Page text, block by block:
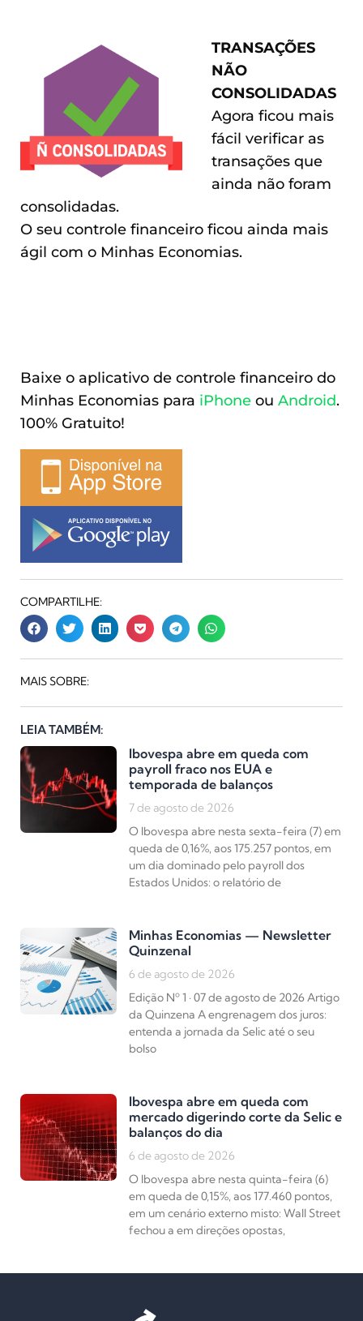
TRANSAÇÕES
NÃO
CONSOLIDADAS
Agora ficou mais
fácil verificar as
transações que
ainda não foram
consolidadas.
O seu controle financeiro ficou ainda mais
ágil com o Minhas Economias.
Baixe o aplicativo de controle financeiro do
Minhas Economias para iPhone ou Android.
100% Gratuito!
COMPARTILHE:
MAIS SOBRE:
LEIA TAMBÉM:
Ibovespa abre em queda com
payroll fraco nos EUA e
temporada de balanços
7 de agosto de 2026
O Ibovespa abre nesta sexta-feira (7) em
queda de 0,16%, aos 175.257 pontos, em
um dia dominado pelo payroll dos
Estados Unidos: o relatório de
Minhas Economias — Newsletter
Quinzenal
6 de agosto de 2026
Edição Nº 1 · 07 de agosto de 2026 Artigo
da Quinzena A engrenagem dos juros:
entenda a jornada da Selic até o seu
bolso
Ibovespa abre em queda com
mercado digerindo corte da Selic e
balanços do dia
6 de agosto de 2026
O Ibovespa abre nesta quinta-feira (6)
em queda de 0,15%, aos 177.460 pontos,
em um cenário externo misto: Wall Street
fechou a em direções opostas,